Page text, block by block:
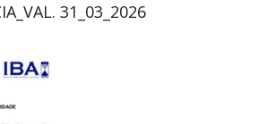
31_03_2026